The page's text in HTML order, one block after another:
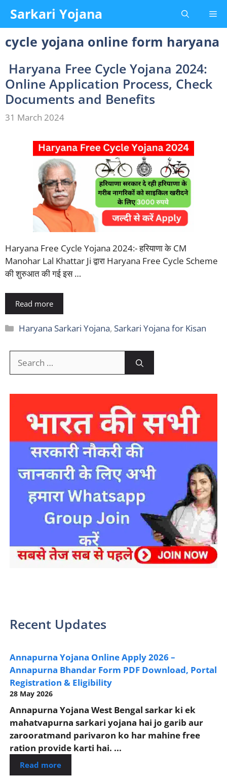
content
Sarkari Yojana
cycle yojana online form haryana
Haryana Free Cycle Yojana 2024:
Online Application Process, Check
Documents and Benefits
31 March 2024
Haryana Free Cycle Yojana 2024:- हरियाणा के CM
Manohar Lal Khattar Ji द्वारा Haryana Free Cycle Scheme
की शुरुआत की गई इस …
Read more
Categories
Haryana Sarkari Yojana, Sarkari Yojana for Kisan
for:
Recent Updates
Annapurna Yojana Online Apply 2026 –
Annapurna Bhandar Form PDF Download, Portal
Registration & Eligibility
28 May 2026
Annapurna Yojana West Bengal sarkar ki ek
mahatvapurna sarkari yojana hai jo garib aur
zarooratmand parivaron ko har mahine free
ration provide karti hai. ...
Read more